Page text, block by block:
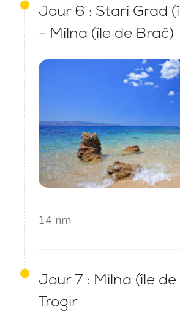
Jour 6 : Stari Grad
- Milna (île de Brač)
14 nm
Jour 7 : Milna (île
Trogir